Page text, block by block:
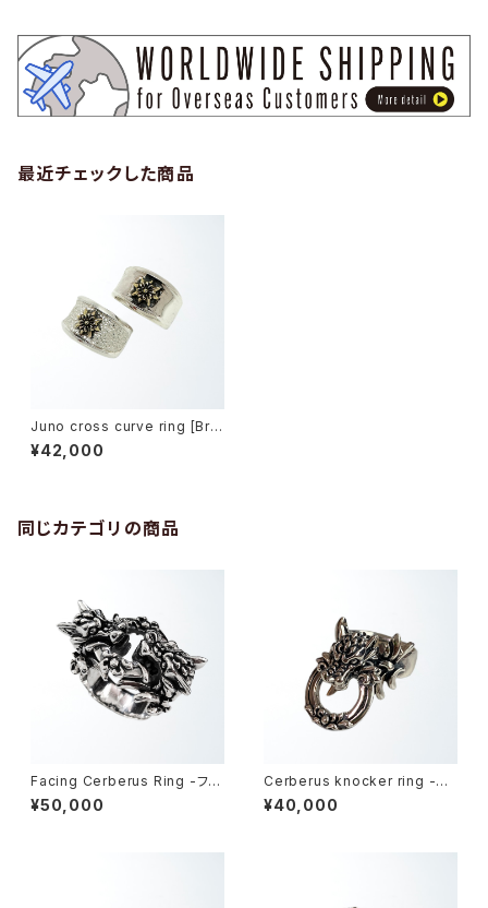
最近チェックした商品
Juno cross curve ring [Bra
ss model] -ジュノークロス・カ
ーブリング-
¥42,000
同じカテゴリの商品
Facing Cerberus Ring -フェ
イシングケルベロス・リング-
¥50,000
Cerberus knocker ring -ケ
ルベロスノッカーリング-
¥40,000